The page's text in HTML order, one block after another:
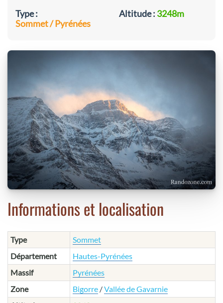
Type :
Sommet / Pyrénées
Altitude : 3248m
Informations et localisation
Type
Sommet
Département
Hautes-Pyrénées
Massif
Pyrénées
Zone
Bigorre /Vallée de Gavarnie